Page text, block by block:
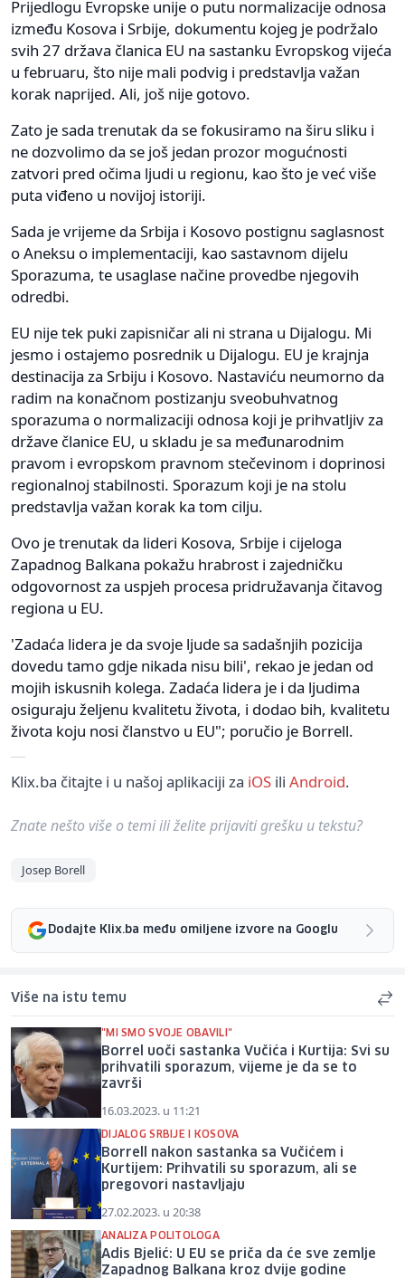
Prijedlogu Evropske unije o putu normalizacije odnosa
između Kosova i Srbije, dokumentu kojeg je podržalo
svih 27 država članica EU na sastanku Evropskog vijeća
u februaru, što nije mali podvig i predstavlja važan
korak naprijed. Ali, još nije gotovo.
Zato je sada trenutak da se fokusiramo na širu sliku i
ne dozvolimo da se još jedan prozor mogućnosti
zatvori pred očima ljudi u regionu, kao što je već više
puta viđeno u novijoj istoriji.
Sada je vrijeme da Srbija i Kosovo postignu saglasnost
o Aneksu o implementaciji, kao sastavnom dijelu
Sporazuma, te usaglase načine provedbe njegovih
odredbi.
EU nije tek puki zapisničar ali ni strana u Dijalogu. Mi
jesmo i ostajemo posrednik u Dijalogu. EU je krajnja
destinacija za Srbiju i Kosovo. Nastaviću neumorno da
radim na konačnom postizanju sveobuhvatnog
sporazuma o normalizaciji odnosa koji je prihvatljiv za
države članice EU, u skladu je sa međunarodnim
pravom i evropskom pravnom stečevinom i doprinosi
regionalnoj stabilnosti. Sporazum koji je na stolu
predstavlja važan korak ka tom cilju.
Ovo je trenutak da lideri Kosova, Srbije i cijeloga
Zapadnog Balkana pokažu hrabrost i zajedničku
odgovornost za uspjeh procesa pridružavanja čitavog
regiona u EU.
'Zadaća lidera je da svoje ljude sa sadašnjih pozicija
dovedu tamo gdje nikada nisu bili', rekao je jedan od
mojih iskusnih kolega. Zadaća lidera je i da ljudima
osiguraju željenu kvalitetu života, i dodao bih, kvalitetu
života koju nosi članstvo u EU"; poručio je Borrell.
Klix.ba čitajte i u našoj aplikaciji za iOS ili Android.
Znate nešto više o temi ili želite prijaviti grešku u tekstu?
Josep Borell
Dodajte Klix.ba među omiljene izvore na Googlu
Više na istu temu
"MI SMO SVOJE OBAVILI"
Borrel uoči sastanka Vučića i Kurtija: Svi su
prihvatili sporazum, vijeme je da se to
završi
16.03.2023. u 11:21
DIJALOG SRBIJE I KOSOVA
Borrell nakon sastanka sa Vučićem i
Kurtijem: Prihvatili su sporazum, ali se
pregovori nastavljaju
27.02.2023. u 20:38
ANALIZA POLITOLOGA
Adis Bjelić: U EU se priča da će sve zemlje
Zapadnog Balkana kroz dvije godine